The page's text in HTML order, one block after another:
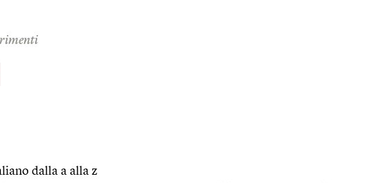
dalla a alla z